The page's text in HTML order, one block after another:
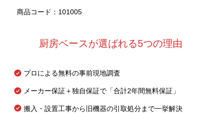
商品コード：101005
厨房ベースが選ばれる5つの理由
プロによる無料の事前現地調査
メーカー保証＋独自保証で「合計2年間無料保証」
搬入・設置工事から旧機器の引取処分まで一挙解決